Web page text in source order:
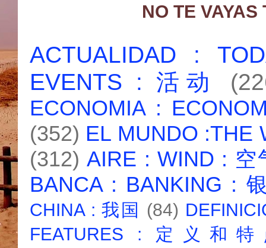
NO TE
ACTUALIDAD :
EVENTS : 活动
ECONOMIA :
(352) EL MUNDO :THE
(312) AIRE : WIND : 空
BANCA : BANKING :
CHINA : 我国 (84)
FEATURES : 定义和